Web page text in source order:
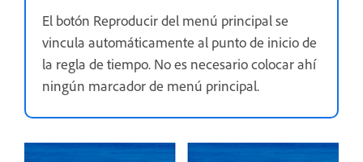
El botón Reproducir del menú principal se
vincula automáticamente al punto de inicio de
la regla de tiempo. No es necesario colocar ahí
ningún marcador de menú principal.